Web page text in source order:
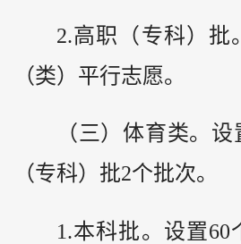
2.高职（专科）批
（类）平行志愿。
（三）体育类。
（专科）批2个批次。
1.本科批。设置60